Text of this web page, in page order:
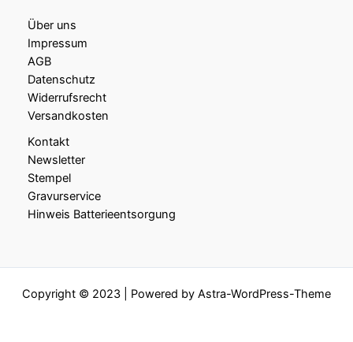
Über uns
Impressum
AGB
Datenschutz
Widerrufsrecht
Versandkosten
Kontakt
Newsletter
Stempel
Gravurservice
Hinweis Batterieentsorgung
Copyright © 2023 | Powered by Astra-WordPress-Theme